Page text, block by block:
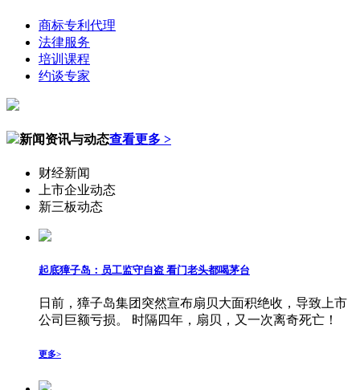
商标专利代理
法律服务
培训课程
约谈专家
新闻资讯与动态查看更多 >
财经新闻
上市企业动态
新三板动态
起底獐子岛：员工监守自盗 看门老头都喝茅台
日前，獐子岛集团突然宣布扇贝大面积绝收，导致上市
公司巨额亏损。 时隔四年，扇贝，又一次离奇死亡！
更多>